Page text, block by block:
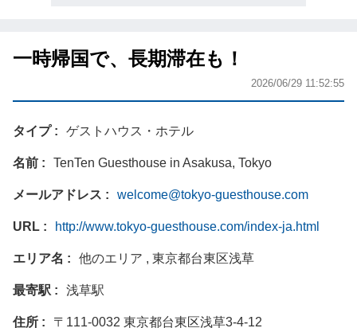
一時帰国で、長期滞在も！
2026/06/29 11:52:55
タイプ ゲストハウス・ホテル
名前 TenTen Guesthouse in Asakusa, Tokyo
メールアドレス welcome@tokyo-guesthouse.com
URL http://www.tokyo-guesthouse.com/index-ja.html
エリア名 他のエリア , 東京都台東区浅草
最寄駅 浅草駅
住所 〒111-0032 東京都台東区浅草3-4-12